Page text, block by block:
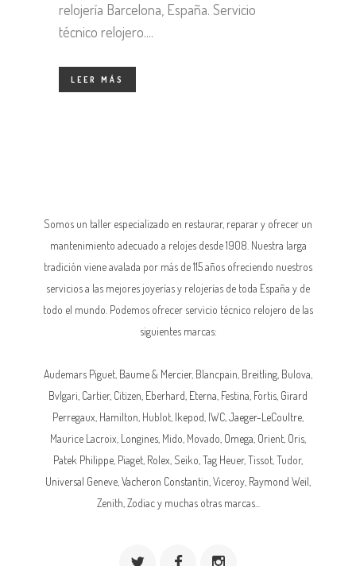
relojería Barcelona, España. Servicio
técnico relojero....
LEER MÁS
Somos un taller especializado en restaurar, reparar y ofrecer un
mantenimiento adecuado a relojes desde 1908. Nuestra larga
tradición viene avalada por más de 115 años ofreciendo nuestros
servicios a las mejores joyerías y relojerías de toda España y de
todo el mundo. Podemos ofrecer servicio técnico relojero de las
siguientes marcas:
Audemars Piguet, Baume & Mercier, Blancpain, Breitling , Bulova,
Bvlgari, Cartier, Citizen, Eberhard, Eterna , Festina, Fortis, Girard
Perregaux, Hamilton, Hublot, Ikepod IWC Jaeger-LeCoultre
Maurice Lacroix, Longines , Mido, Movado, Omega , Orient, Oris,
Patek Philippe , Piaget, Rolex , Seiko, Tag Heuer, Tissot, Tudor,
Universal Geneve, Vacheron Constantin , Viceroy, Raymond Weil,
Zenith, Zodiac y muchas otras marcas...